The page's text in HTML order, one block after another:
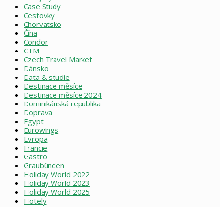
Case Study
Cestovky
Chorvatsko
Čína
Condor
CTM
Czech Travel Market
Dánsko
Data & studie
Destinace měsíce
Destinace měsíce 2024
Dominikánská republika
Doprava
Egypt
Eurowings
Evropa
Francie
Gastro
Graubünden
Holiday World 2022
Holiday World 2023
Holiday World 2025
Hotely